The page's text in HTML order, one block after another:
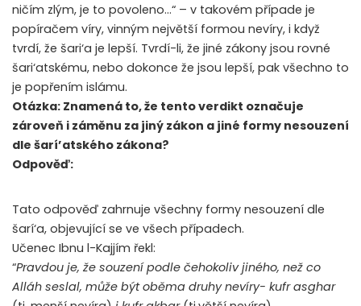
ničím zlým, je to povoleno…“ – v takovém případe je
popíračem víry, vinným největší formou nevíry, i když
tvrdí, že šari‘a je lepší. Tvrdí-li, že jiné zákony jsou rovné
šari‘atskému, nebo dokonce že jsou lepší, pak všechno to
je popřením islámu.
Otázka: Znamená to, že tento verdikt označuje
zároveň i záměnu za jiný zákon a jiné formy nesouzení
dle šarí’atského zákona?
Odpověď:
Tato odpověď zahrnuje všechny formy nesouzení dle
šarí‘a, objevující se ve všech případech.
Učenec Ibnu l-Kajjím řekl:
“Pravdou je, že souzení podle čehokoliv jiného, než co
Alláh seslal, může být oběma druhy nevíry- kufr asghar